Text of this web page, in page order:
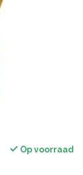
Op voorraad